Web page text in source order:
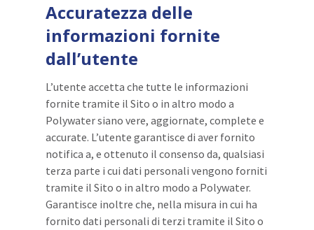
Accuratezza delle
informazioni fornite
dall’utente
L’utente accetta che tutte le informazioni
fornite tramite il Sito o in altro modo a
Polywater siano vere, aggiornate, complete e
accurate. L’utente garantisce di aver fornito
notifica a, e ottenuto il consenso da, qualsiasi
terza parte i cui dati personali vengono forniti
tramite il Sito o in altro modo a Polywater.
Garantisce inoltre che, nella misura in cui ha
fornito dati personali di terzi tramite il Sito o